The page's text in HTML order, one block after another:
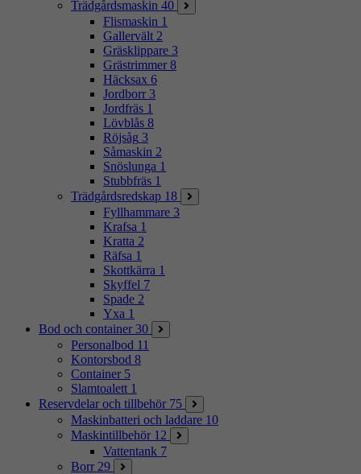
Trädgårdsmaskin 40
Flismaskin 1
Gallervält 2
Gräsklippare 3
Grästrimmer 8
Häcksax 6
Jordborr 3
Jordfräs 1
Lövblås 8
Röjsåg 3
Såmaskin 2
Snöslunga 1
Stubbfräs 1
Trädgårdsredskap 18
Fyllhammare 3
Krafsa 1
Kratta 2
Räfsa 1
Skottkärra 1
Skyffel 7
Spade 2
Yxa 1
Bod och container 30
Personalbod 11
Kontorsbod 8
Container 5
Slamtoalett 1
Reservdelar och tillbehör 75
Maskinbatteri och laddare 10
Maskintillbehör 12
Vattentank 7
Borr 29